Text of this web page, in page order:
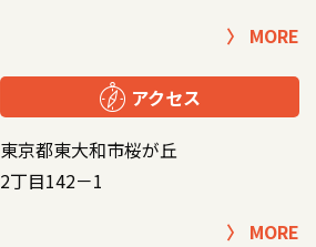
MORE
アクセス
東京都東大和市桜が丘
2丁目142－1
MORE